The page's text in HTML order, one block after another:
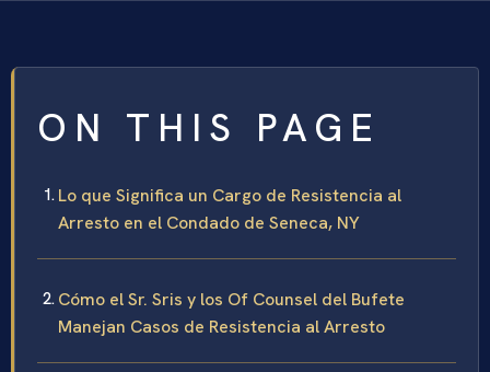
ON THIS PAGE
Lo que Significa un Cargo de Resistencia al
Arresto en el Condado de Seneca, NY
Cómo el Sr. Sris y los Of Counsel del Bufete
Manejan Casos de Resistencia al Arresto